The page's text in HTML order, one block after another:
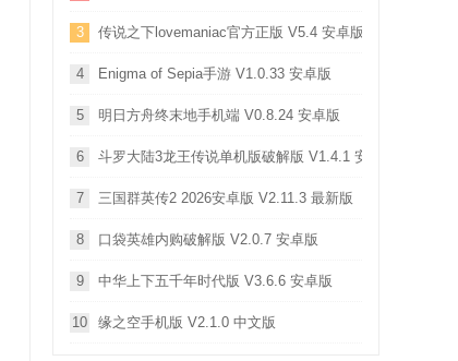
3 传说之下lovemaniac官方正版 V5.4 安卓版
4 Enigma of Sepia手游 V1.0.33 安卓版
5 明日方舟终末地手机端 V0.8.24 安卓版
6 斗罗大陆3龙王传说单机版破解版 V1.4.1 安卓版
7 三国群英传2 2026安卓版 V2.11.3 最新版
8 口袋英雄内购破解版 V2.0.7 安卓版
9 中华上下五千年时代版 V3.6.6 安卓版
10 缘之空手机版 V2.1.0 中文版